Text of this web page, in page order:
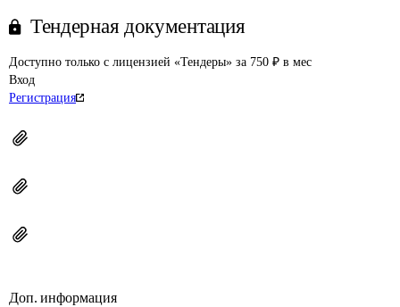
Тендерная документация
Доступно только с лицензией «Тендеры» за 750 ₽ в мес
Вход
Регистрация
Доп. информация